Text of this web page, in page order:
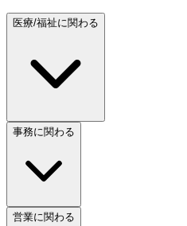
医療/福祉に関わる
事務に関わる
営業に関わる